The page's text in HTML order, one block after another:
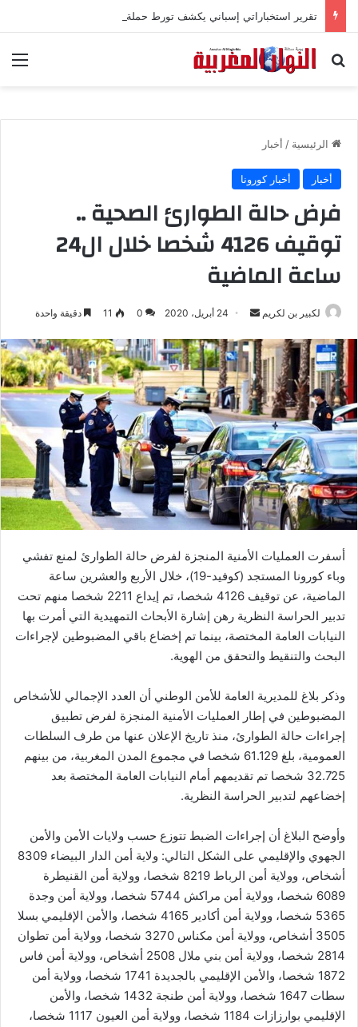
بحث عن
الرئيسية / أخبار
أخبار أخبار كورونا
فرض حالة الطوارئ الصحية ..
توقيف 4126 شخصا خلال ال24
ساعة الماضية
لكبير بن لكريم
س
ل
ب
ر
ي
د
ا
إ
ل
ك
ر
و
ن
ي
ا
24 أبريل، 2020 0
11 دقيقة واحدة
أسفرت العمليات الأمنية المنجزة لفرض حالة الطوارئ لمنع تفشي
وباء كورونا المستجد (كوفيد-19)، خلال الأربع والعشرين ساعة
الماضية، عن توقيف 4126 شخصا، تم إيداع 2211 شخصا منهم تحت
تدبير الحراسة النظرية رهن إشارة الأبحاث التمهيدية التي أمرت بها
النيابات العامة المختصة، بينما تم إخضاع باقي المضبوطين لإجراءات
البحث والتنقيط والتحقق من الهوية.
وذكر بلاغ للمديرية العامة للأمن الوطني أن العدد الإجمالي للأشخاص
المضبوطين في إطار العمليات الأمنية المنجزة لفرض تطبيق
إجراءات حالة الطوارئ، منذ تاريخ الإعلان عنها من طرف السلطات
العمومية، بلغ 61.129 شخصا في مجموع المدن المغربية، من بينهم
32.725 شخصا تم تقديمهم أمام النيابات العامة المختصة بعد
إخضاعهم لتدبير الحراسة النظرية.
وأوضح البلاغ أن إجراءات الضبط تتوزع حسب ولايات الأمن والأمن
الجهوي والإقليمي على الشكل التالي: ولاية أمن الدار البيضاء 8309
أشخاص، وولاية أمن الرباط 8219 شخصا، وولاية أمن القنيطرة
6089 شخصا، وولاية أمن مراكش 5744 شخصا، وولاية أمن وجدة
5365 شخصا، وولاية أمن أكادير 4165 شخصا، والأمن الإقليمي بسلا
3505 أشخاص، وولاية أمن مكناس 3270 شخصا، وولاية أمن تطوان
2814 شخصا، وولاية أمن بني ملال 2508 أشخاص، وولاية أمن فاس
1872 شخصا، والأمن الإقليمي بالجديدة 1741 شخصا، وولاية أمن
سطات 1647 شخصا، وولاية أمن طنجة 1432 شخصا، والأمن
الإقليمي بوارزازات 1184 شخصا، وولاية أمن العيون 1117 شخصا،